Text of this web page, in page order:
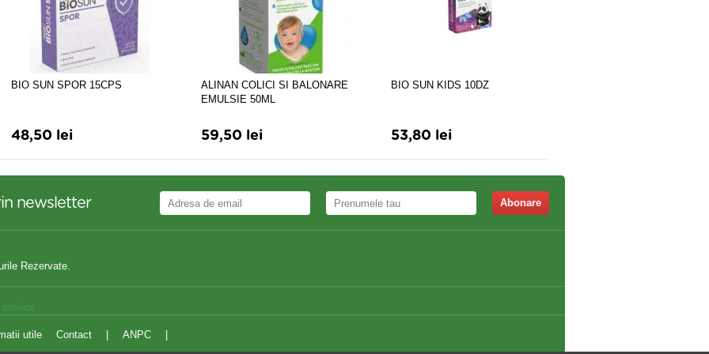
BIO SUN SPOR 15CPS
48,50 lei
ALINAN COLICI SI BALONARE
EMULSIE 50ML
59,50 lei
BIO SUN KIDS 10DZ
53,80 lei
newsletter Abonare
Rezervate.
utile Contact ANPC